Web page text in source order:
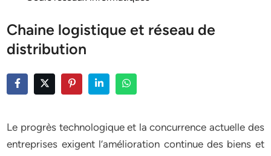
Chaine logistique et réseau de
distribution
Le progrès technologique et la concurrence actuelle des
entreprises exigent l’amélioration continue des biens et